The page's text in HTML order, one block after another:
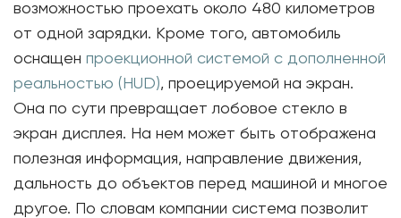
возможностью проехать около 480 километров
от одной зарядки. Кроме того, автомобиль
оснащен проекционной системой с дополненной
реальностью (HUD), проецируемой на экран.
Она по сути превращает лобовое стекло в
экран дисплея. На нем может быть отображена
полезная информация, направление движения,
дальность до объектов перед машиной и многое
другое. По словам компании система позволит